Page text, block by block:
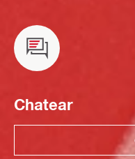
Chatear